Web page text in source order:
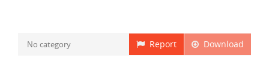
Download
Report
No category